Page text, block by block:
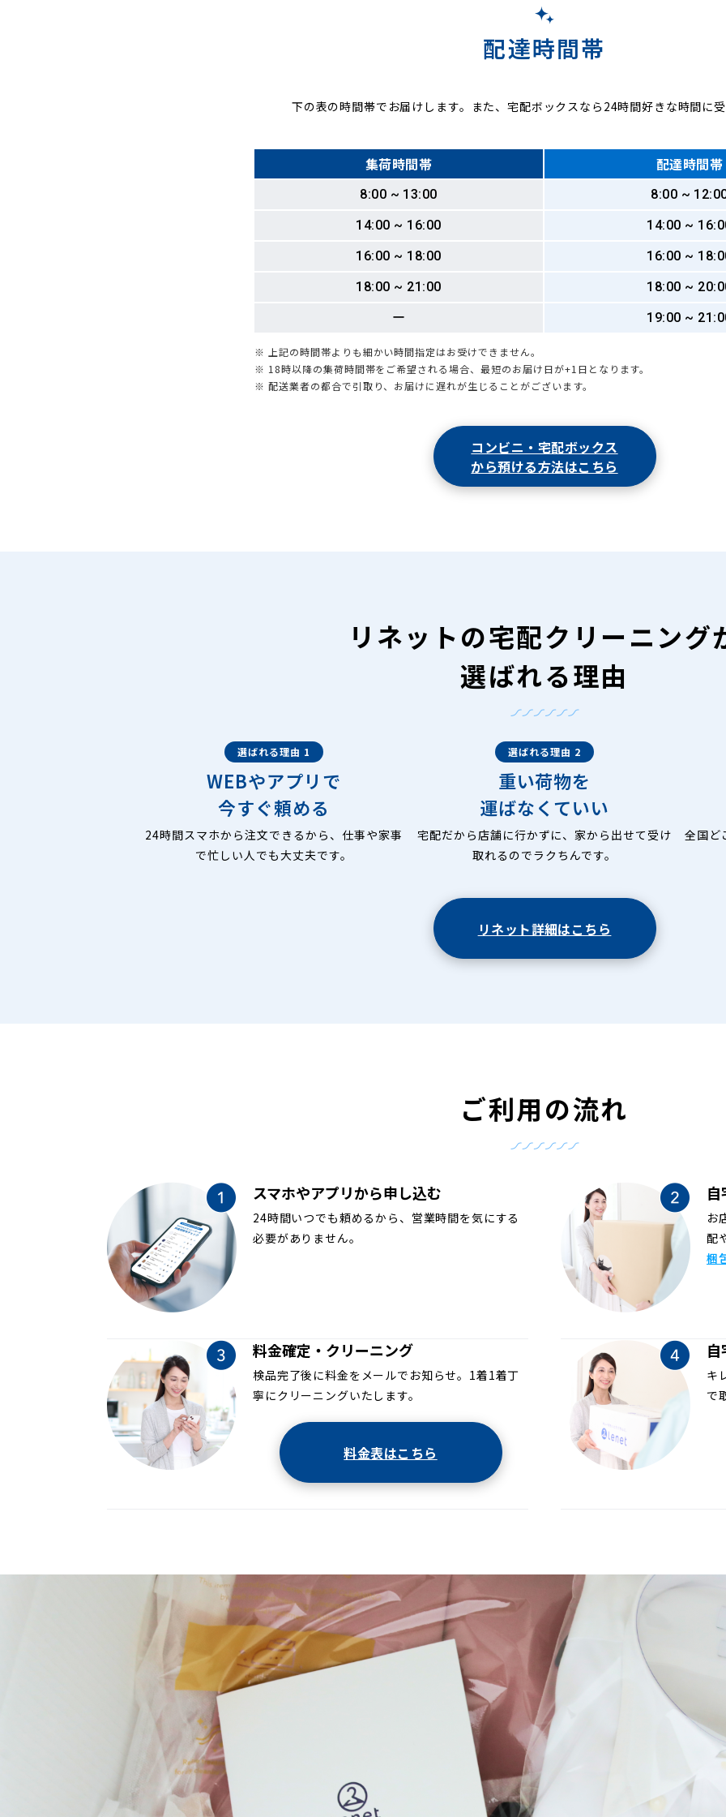
配達時間帯
下の表の時間帯でお届けします。また、宅配ボックスなら24時間好きな時間に
集荷時間帯 配達時間帯
8:00 ~ 13:00
8:00 ~
14:00 ~ 16:00
14:00 ~
16:00 ~ 18:00
16:00 ~
18:00 ~ 21:00
18:00 ~
ー
19:00 ~
※ 上記の時間帯よりも細かい時間指定はお受けできません。
※ 18時以降の集荷時間帯をご希望される場合、最短のお届け日が+1日となります。
※ 配送業者の都合で引取り、お届けに遅れが生じることがございます。
コンビニ・宅配ボックス
から預ける方法はこちら
リネットの宅配クリーニング
選ばれる理由
選ばれる理由 1
WEBやアプリで
今すぐ頼める
24時間スマホから注文できるから、仕事や家事
で忙しい人でも大丈夫です。
選ばれる理由 2
重い荷物を
運ばなくていい
宅配だから店舗に行かずに、家から出せて受け
取れるのでラクちんです。
全国ど
リネット詳細はこちら
ご利用の流れ
スマホやアプリから申し込む
24時間いつでも頼めるから、営業時間を気にする
必要がありません。
お
配
梱
料金確定・クリーニング
検品完了後に料金をメールでお知らせ。1着1着丁
寧にクリーニングいたします。
料金表はこちら
キ
で